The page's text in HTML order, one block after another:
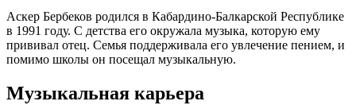
Аскер Бербеков родился в Кабардино-Балкарской Республике
в 1991 году. С детства его окружала музыка, которую ему
прививал отец. Семья поддерживала его увлечение пением, и
помимо школы он посещал музыкальную.
Музыкальная карьера